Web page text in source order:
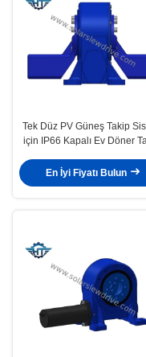
Tek Düz PV Güneş Takip
için IP66 Kapalı Ev Döner
En İyi Fiyatı Bulun